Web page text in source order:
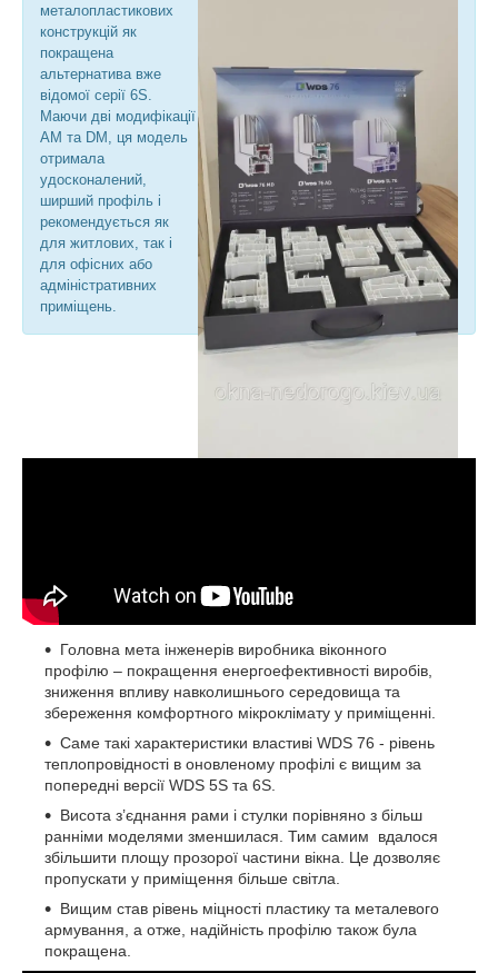
металопластикових
конструкцій як
покращена
альтернатива вже
відомої серії 6S.
Маючи дві модифікації
AM та DM, ця модель
отримала
удосконалений,
ширший профіль і
рекомендується як
для житлових, так і
для офісних або
адміністративних
приміщень.
Головна мета інженерів виробника віконного
профілю – покращення енергоефективності виробів,
зниження впливу навколишнього середовища та
збереження комфортного мікроклімату у приміщенні.
Саме такі характеристики властиві WDS 76 - рівень
теплопровідності в оновленому профілі є вищим за
попередні версії WDS 5S та 6S.
Висота з’єднання рами і стулки порівняно з більш
ранніми моделями зменшилася. Тим самим вдалося
збільшити площу прозорої частини вікна. Це дозволяє
пропускати у приміщення більше світла.
Вищим став рівень міцності пластику та металевого
армування, а отже, надійність профілю також була
покращена.